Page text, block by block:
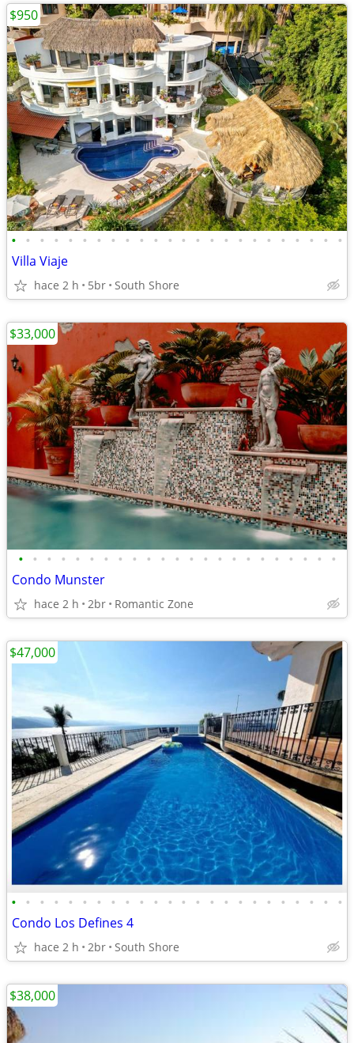
• • • • • • • • • • • • • • • • • • • • • • • •
Villa Viaje
hace 2 h 5br South Shore
$950
• • • • • • • • • • • • • • • • • • • • • • •
Condo Munster
hace 2 h 2br Romantic Zone
$33,000
• • • • • • • • • • • • • • • • • • • • • • • •
Condo Los Defines 4
hace 2 h 2br South Shore
$47,000
$38,000